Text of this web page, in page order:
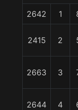
2642 1
2415 2
2663 3
2644 4